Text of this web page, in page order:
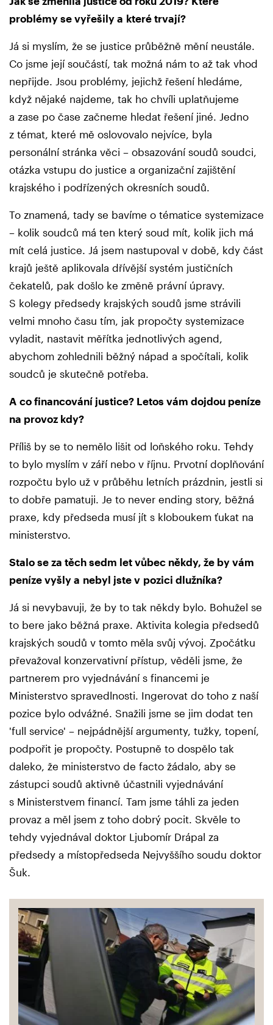
problémy se vyřešily a které trvají?
Já si myslím, že se justice průběžně mění neustále.
Co jsme její součástí, tak možná nám to až tak vhod
nepřijde. Jsou problémy, jejichž řešení hledáme,
když nějaké najdeme, tak ho chvíli uplatňujeme
a zase po čase začneme hledat řešení jiné. Jedno
z témat, které mě oslovovalo nejvíce, byla
personální stránka věci – obsazování soudů soudci,
otázka vstupu do justice a organizační zajištění
krajského i podřízených okresních soudů.
To znamená, tady se bavíme o tématice systemizace
– kolik soudců má ten který soud mít, kolik jich má
mít celá justice. Já jsem nastupoval v době, kdy část
krajů ještě aplikovala dřívější systém justičních
čekatelů, pak došlo ke změně právní úpravy.
S kolegy předsedy krajských soudů jsme strávili
velmi mnoho času tím, jak propočty systemizace
vyladit, nastavit měřítka jednotlivých agend,
abychom zohlednili běžný nápad a spočítali, kolik
soudců je skutečně potřeba.
A co financování justice? Letos vám dojdou peníze
na provoz kdy?
Příliš by se to nemělo lišit od loňského roku. Tehdy
to bylo myslím v září nebo v říjnu. Prvotní doplňování
rozpočtu bylo už v průběhu letních prázdnin, jestli si
to dobře pamatuji. Je to never ending story, běžná
praxe, kdy předseda musí jít s kloboukem ťukat na
ministerstvo.
Stalo se za těch sedm let vůbec někdy, že by vám
peníze vyšly a nebyl jste v pozici dlužníka?
Já si nevybavuji, že by to tak někdy bylo. Bohužel se
to bere jako běžná praxe. Aktivita kolegia předsedů
krajských soudů v tomto měla svůj vývoj. Zpočátku
převažoval konzervativní přístup, věděli jsme, že
partnerem pro vyjednávání s financemi je
Ministerstvo spravedlnosti. Ingerovat do toho z naší
pozice bylo odvážné. Snažili jsme se jim dodat ten
'full service' – nejpádnější argumenty, tužky, topení,
podpořit je propočty. Postupně to dospělo tak
daleko, že ministerstvo de facto žádalo, aby se
zástupci soudů aktivně účastnili vyjednávání
s Ministerstvem financí. Tam jsme táhli za jeden
provaz a měl jsem z toho dobrý pocit. Skvěle to
tehdy vyjednával doktor Ljubomír Drápal za
předsedy a místopředseda Nejvyššího soudu doktor
Šuk.